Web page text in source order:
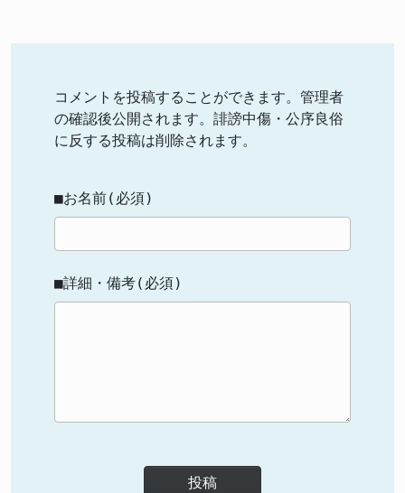
コメントを投稿することができます。管理者
の確認後公開されます。誹謗中傷・公序良俗
に反する投稿は削除されます。
■お名前(必須)
■詳細・備考(必須)
投稿